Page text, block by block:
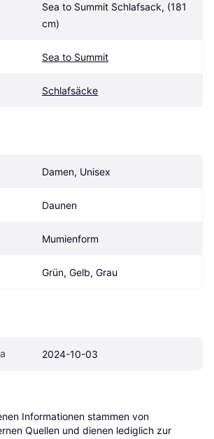
Sea to Summit Schlafsack, (181
cm)
Sea to Summit
Schlafsäcke
Damen, Unisex
Daunen
Mumienform
Grün, Gelb, Grau
2024-10-03
Informationen stammen von
Quellen und dienen lediglich zur